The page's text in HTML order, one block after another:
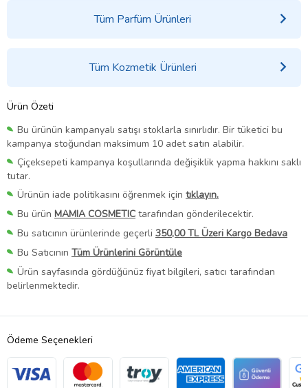
Tüm Parfüm Ürünleri
Tüm Kozmetik Ürünleri
Ürün Özeti
Bu ürünün kampanyalı satışı stoklarla sınırlıdır. Bir tüketici bu
kampanya stoğundan maksimum 10 adet satın alabilir.
Çiçeksepeti kampanya koşullarında değişiklik yapma hakkını saklı
tutar.
Ürünün iade politikasını öğrenmek için tıklayın.
Bu ürün MAMIA COSMETICtarafından gönderilecektir.
Bu satıcının ürünlerinde geçerli 350,00 TL Üzeri Kargo Bedava
Bu Satıcının Tüm Ürünlerini Görüntüle
Ürün sayfasında gördüğünüz fiyat bilgileri, satıcı tarafından
belirlenmektedir.
Ödeme Seçenekleri